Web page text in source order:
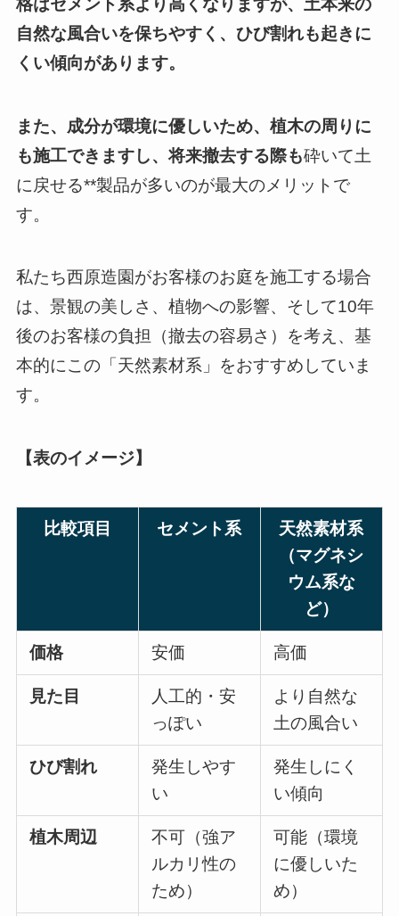
格はセメント系より高くなりますが、土本来の
自然な風合いを保ちやすく、ひび割れも起きに
くい傾向があります。
また、成分が環境に優しいため、植木の周りに
も施工できますし、将来撤去する際も砕いて土
に戻せる**製品が多いのが最大のメリットで
す。
私たち西原造園がお客様のお庭を施工する場合
は、景観の美しさ、植物への影響、そして10年
後のお客様の負担（撤去の容易さ）を考え、基
本的にこの「天然素材系」をおすすめしていま
す。
【表のイメージ】
比較項目 セメント系
天然素材系
（マグネシ
ウム系な
ど）
価格 安価 高価
見た目
人工的・安
っぽい
より自然な
土の風合い
ひび割れ
発生しやす
い
発生しにく
い傾向
植木周辺
不可（強ア
ルカリ性の
ため）
可能（環境
に優しいた
め）